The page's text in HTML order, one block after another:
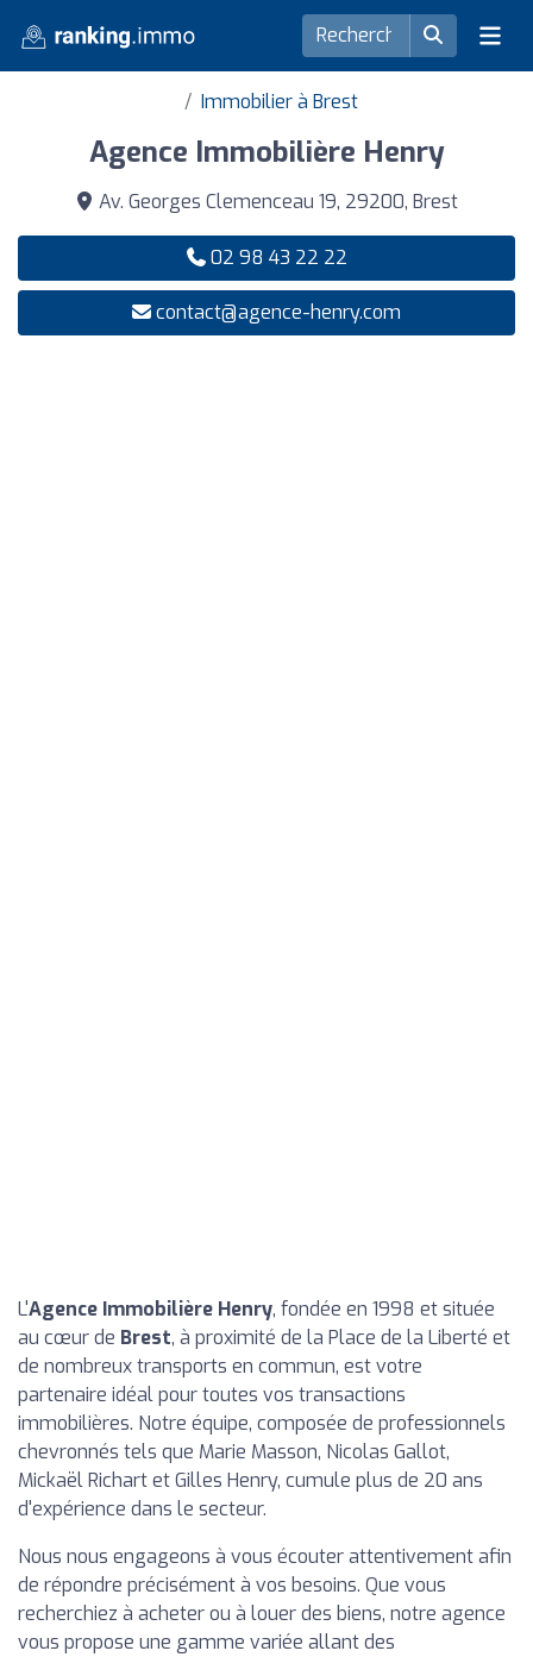
Immobilier à Brest
Agence Immobilière Henry
Av. Georges Clemenceau 19, 29200, Brest
02 98 43 22 22
contact@agence-henry.com
L'Agence Immobilière Henry, fondée en 1998 et située
au cœur de Brest, à proximité de la Place de la Liberté et
de nombreux transports en commun, est votre
partenaire idéal pour toutes vos transactions
immobilières. Notre équipe, composée de professionnels
chevronnés tels que Marie Masson, Nicolas Gallot,
Mickaël Richart et Gilles Henry, cumule plus de 20 ans
d'expérience dans le secteur.
Nous nous engageons à vous écouter attentivement afin
de répondre précisément à vos besoins. Que vous
recherchiez à acheter ou à louer des biens, notre agence
vous propose une gamme variée allant des